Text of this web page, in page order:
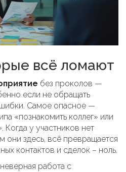
всё ломают
без проколов —
если не обращать
Самое опасное —
«познакомить коллег» или
Когда у участников нет
они здесь, всё превращается
контактов и сделок – ноль.
работа с